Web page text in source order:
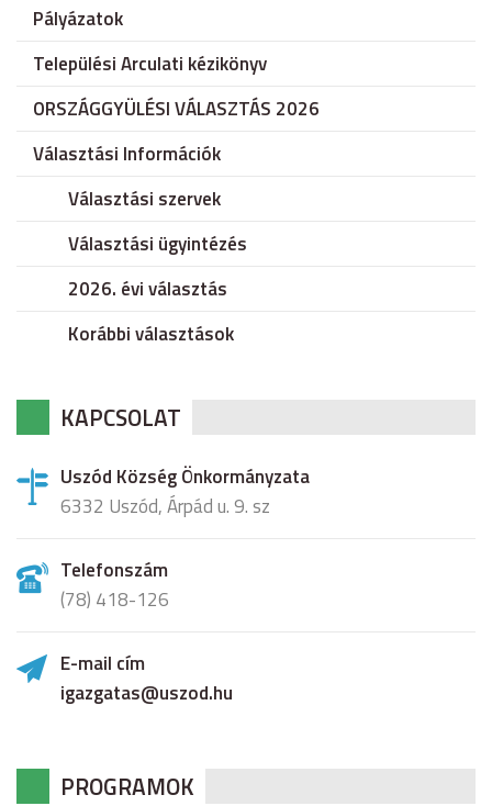
Pályázatok
Települési Arculati kézikönyv
ORSZÁGGYÜLÉSI VÁLASZTÁS 2026
Választási Információk
Választási szervek
Választási ügyintézés
2026. évi választás
Korábbi választások
KAPCSOLAT
Uszód Község Önkormányzata
6332 Uszód, Árpád u. 9. sz
Telefonszám
(78) 418-126
E-mail cím
igazgatas@uszod.hu
PROGRAMOK